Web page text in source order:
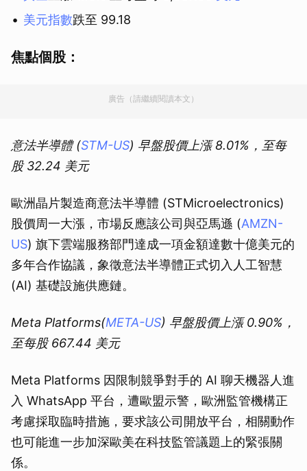
美元指數跌至 99.18
焦點個股：
廣告（請繼續閱讀本文）
意法半導體 (STM-US) 早盤股價上漲 8.01%，至每
股 32.24 美元
歐洲晶片製造商意法半導體 (STMicroelectronics)
股價周一大漲，市場反應該公司與亞馬遜 (AMZN-
US) 旗下雲端服務部門達成一項金額達數十億美元的
多年合作協議，象徵意法半導體正式切入人工智慧
(AI) 基礎設施供應鏈。
Meta Platforms(META-US) 早盤股價上漲 0.90%，
至每股 667.44 美元
Meta Platforms 因限制競爭對手的 AI 聊天機器人進
入 WhatsApp 平台，遭歐盟示警，歐洲監管機構正
考慮採取臨時措施，要求該公司開放平台，相關動作
也可能進一步加深歐美在科技監管議題上的緊張關
係。